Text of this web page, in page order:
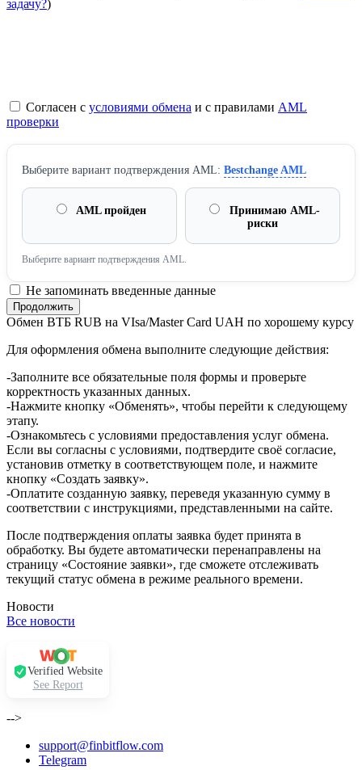
задачу?)
Согласен с условиями обмена и с правилами AML
проверки
Выберите вариант подтверждения AML: Bestchange AML
AML пройден
Принимаю AML-
риски
Выберите вариант подтверждения AML.
Не запоминать введенные данные
Обмен ВТБ RUB на VIsa/Master Card UAH по хорошему курсу
Для оформления обмена выполните следующие действия:
-Заполните все обязательные поля формы и проверьте
корректность указанных данных.
-Нажмите кнопку «Обменять», чтобы перейти к следующему
этапу.
-Ознакомьтесь с условиями предоставления услуг обмена.
Если вы согласны с условиями, подтвердите своё согласие,
установив отметку в соответствующем поле, и нажмите
кнопку «Создать заявку».
-Оплатите созданную заявку, переведя указанную сумму в
соответствии с инструкциями, представленными на сайте.
После подтверждения оплаты заявка будет принята в
обработку. Вы будете автоматически перенаправлены на
страницу «Состояние заявки», где сможете отслеживать
текущий статус обмена в режиме реального времени.
Новости
Все новости
Verified Website
See Report
-->
support@finbitflow.com
Telegram